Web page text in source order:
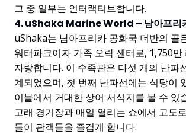
그 중 일부는 인터랙티브합니다.
4. uShaka Marine World – 남아프리
uShaka는 남아프리카 공화국 더반의 골
워터파크이자 가족 오락 센터로, 1,750만
자랑합니다. 이 수족관은 다섯 개의 난파
계되었으며, 첫 번째 난파선에는 식당이
이블에서 거대한 상어 서식지를 볼 수 있
고래 경기장과 매일 열리는 쇼에서 고도
들이 관객들을 즐겁게 합니다.